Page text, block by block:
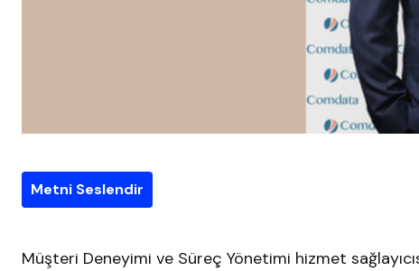
Metni Seslendir
Müşteri Deneyimi ve Süreç Yönetimi hizmet